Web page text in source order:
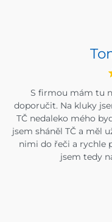
S firmou mám tu
doporučit. Na kluky
TČ nedaleko mého
jsem sháněl TČ a měl
nimi do řeči a rychle
jsem tedy